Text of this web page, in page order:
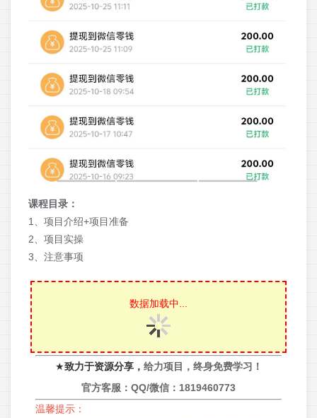
课程目录：
1、项目介绍+项目准备
2、项目实操
3、注意事项
数据加载中...
★致力于资源分享， 给力项目，终身免费学习！
官方客服：QQ/微信： 1819460773
温馨提示：